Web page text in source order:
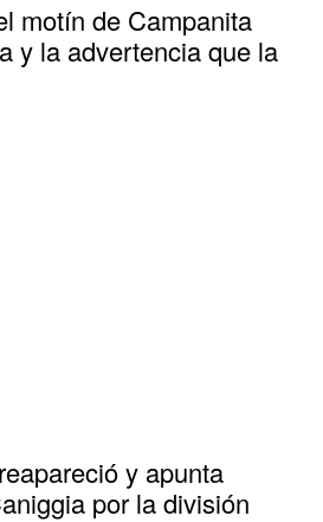
motín de Campanita
y la advertencia que la
y apunta
por la división